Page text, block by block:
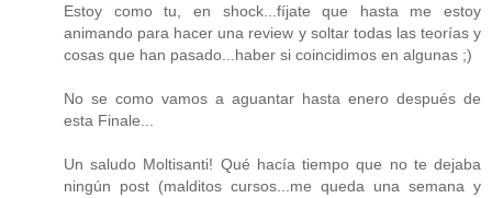
Estoy como tu, en shock...fíjate que hasta me estoy
animando para hacer una review y soltar todas las teorías y
cosas que han pasado...haber si coincidimos en algunas ;)
No se como vamos a aguantar hasta enero después de
esta Finale...
Un saludo Moltisanti! Qué hacía tiempo que no te dejaba
ningún post (malditos cursos...me queda una semana y